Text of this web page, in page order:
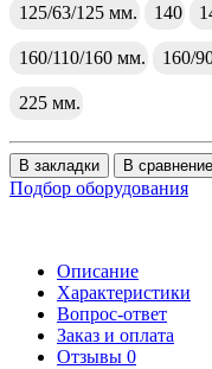
125/63/125 мм. 140
160/110/160 мм. 160/
225 мм.
В закладки В сравнение
Подбор оборудования
Описание
Характеристики
Вопрос-ответ
Заказ и оплата
Отзывы 0